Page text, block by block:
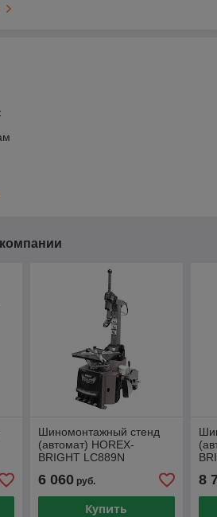
Шиномонтажный стенд
(автомат) HOREX-
BRIGHT LC889N
6 060руб.
Купить
8